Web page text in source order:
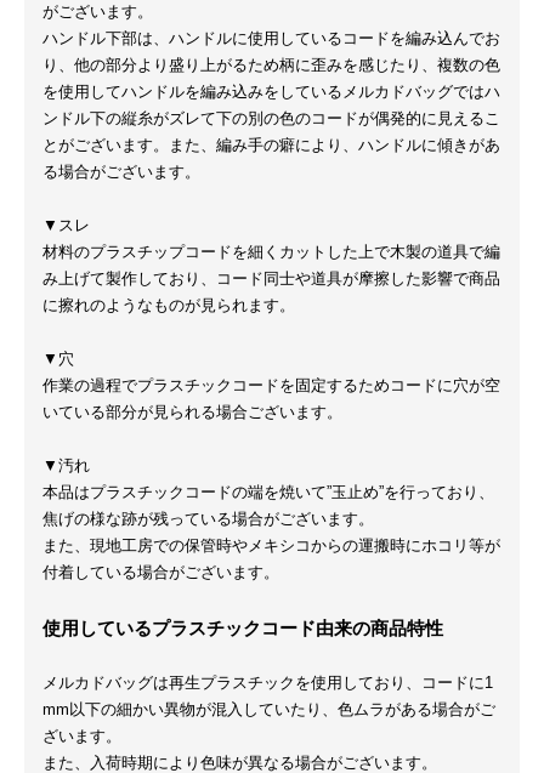
がございます。
ハンドル下部は、ハンドルに使用しているコードを編み込んでお
り、他の部分より盛り上がるため柄に歪みを感じたり、複数の色
を使用してハンドルを編み込みをしているメルカドバッグではハ
ンドル下の縦糸がズレて下の別の色のコードが偶発的に見えるこ
とがございます。また、編み手の癖により、ハンドルに傾きがあ
る場合がございます。
▼スレ
材料のプラスチップコードを細くカットした上で木製の道具で編
み上げて製作しており、コード同士や道具が摩擦した影響で商品
に擦れのようなものが見られます。
▼穴
作業の過程でプラスチックコードを固定するためコードに穴が空
いている部分が見られる場合ございます。
▼汚れ
本品はプラスチックコードの端を焼いて”玉止め”を行っており、
焦げの様な跡が残っている場合がございます。
また、現地工房での保管時やメキシコからの運搬時にホコリ等が
付着している場合がございます。
使用しているプラスチックコード由来の商品特性
メルカドバッグは再生プラスチックを使用しており、コードに1
mm以下の細かい異物が混入していたり、色ムラがある場合がご
ざいます。
また、入荷時期により色味が異なる場合がございます。